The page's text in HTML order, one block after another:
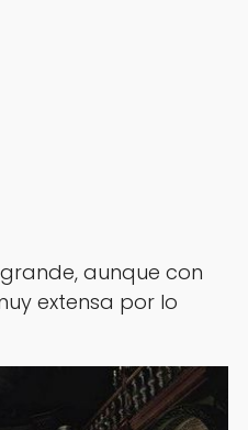
aunque con
extensa por lo